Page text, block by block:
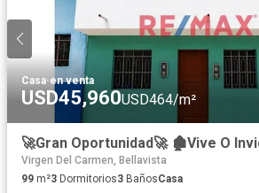
Casa·en venta
USD45,960USD464/m²
Virgen Del Carmen, Bellavista
99 m²3 Dormitorios3 BañosCasa